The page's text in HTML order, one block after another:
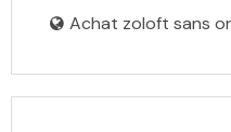
Achat zoloft sans